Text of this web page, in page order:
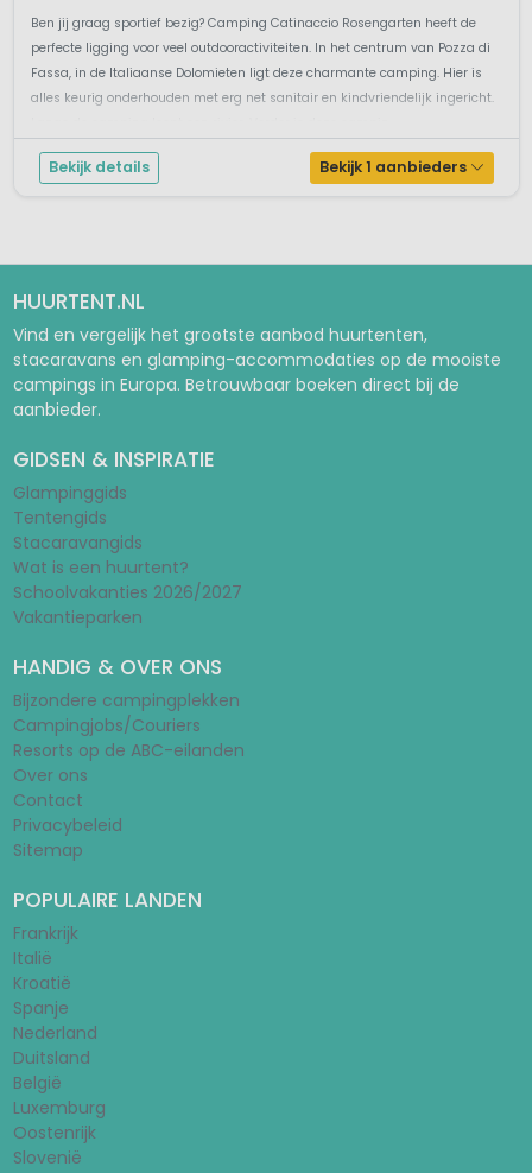
Ben jij graag sportief bezig? Camping Catinaccio Rosengarten heeft de
perfecte ligging voor veel outdooractiviteiten. In het centrum van Pozza di
Fassa, in de Italiaanse Dolomieten ligt deze charmante camping. Hier is
alles keurig onderhouden met erg net sanitair en kindvriendelijk ingericht.
Bekijk details Bekijk 1 aanbieders
HUURTENT.NL
Vind en vergelijk het grootste aanbod huurtenten,
stacaravans en glamping-accommodaties op de mooiste
campings in Europa. Betrouwbaar boeken direct bij de
aanbieder.
GIDSEN & INSPIRATIE
Glampinggids
Tentengids
Stacaravangids
Wat is een huurtent?
Schoolvakanties 2026/2027
Vakantieparken
HANDIG & OVER ONS
Bijzondere campingplekken
Campingjobs/Couriers
Resorts op de ABC-eilanden
Over ons
Contact
Privacybeleid
Sitemap
POPULAIRE LANDEN
Frankrijk
Italië
Kroatië
Spanje
Nederland
Duitsland
België
Luxemburg
Oostenrijk
Slovenië